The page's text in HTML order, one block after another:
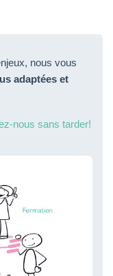
nous vous
adaptées et
nous sans tarder!